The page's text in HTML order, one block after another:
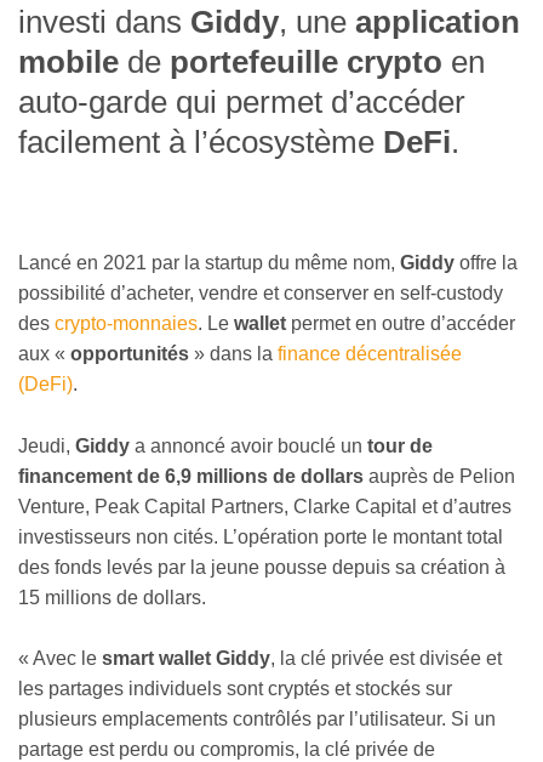
investi dans Giddy, une application
mobile de portefeuille crypto en
auto-garde qui permet d’accéder
facilement à l’écosystème DeFi.
Lancé en 2021 par la startup du même nom, Giddy offre la
possibilité d’acheter, vendre et conserver en self-custody
des crypto-monnaies. Le wallet permet en outre d’accéder
aux « opportunités » dans la finance décentralisée
(DeFi).
Jeudi, Giddy a annoncé avoir bouclé un tour de
financement de 6,9 millions de dollars auprès de Pelion
Venture, Peak Capital Partners, Clarke Capital et d’autres
investisseurs non cités. L’opération porte le montant total
des fonds levés par la jeune pousse depuis sa création à
15 millions de dollars.
« Avec le smart wallet Giddy, la clé privée est divisée et
les partages individuels sont cryptés et stockés sur
plusieurs emplacements contrôlés par l’utilisateur. Si un
partage est perdu ou compromis, la clé privée de